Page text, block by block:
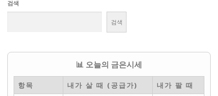
검색
검색
📊 오늘의 금은시세
항목 내가 살 때 (공급가)
내가 팔 때